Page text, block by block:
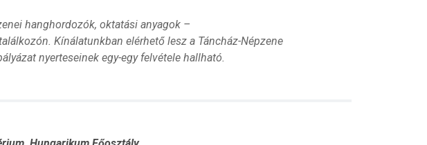
hanghordozók, oktatási anyagok –
Kínálatunkban elérhető lesz a Táncház-Népzene
nyerteseinek egy-egy felvétele hallható.